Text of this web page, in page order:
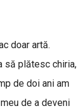
doar artă.
să plătesc chiria,
de doi ani am
de a deveni